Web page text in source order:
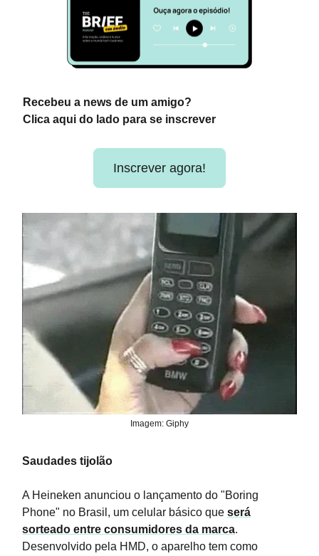
Recebeu a news de um amigo?
Clica aqui do lado para se inscrever
Inscrever agora!
Imagem: Giphy
Saudades tijolão
A Heineken anunciou o lançamento do "Boring
Phone" no Brasil, um celular básico que será
sorteado entre consumidores da marca.
Desenvolvido pela HMD, o aparelho tem como